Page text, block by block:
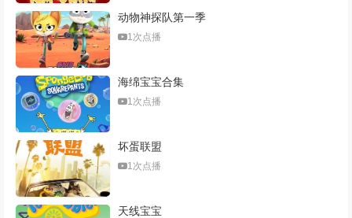
动物神探队第一季
1次点播
海绵宝宝合集
1次点播
坏蛋联盟
1次点播
天线宝宝